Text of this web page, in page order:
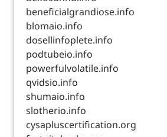
beneficialgrandiose.info
blomaio.info
dosellinfoplete.info
podtubeio.info
powerfulvolatile.info
qvidsio.info
shumaio.info
slotherio.info
cysapluscertification.org